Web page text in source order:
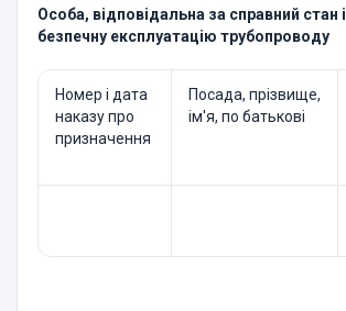
Особа, відповідальна за справний стан і
безпечну експлуатацію трубопроводу
Номер і дата
наказу про
призначення
Посада, прізвище,
ім'я, по батькові